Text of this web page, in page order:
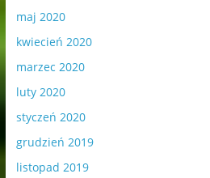
maj 2020
kwiecień 2020
marzec 2020
luty 2020
styczeń 2020
grudzień 2019
listopad 2019